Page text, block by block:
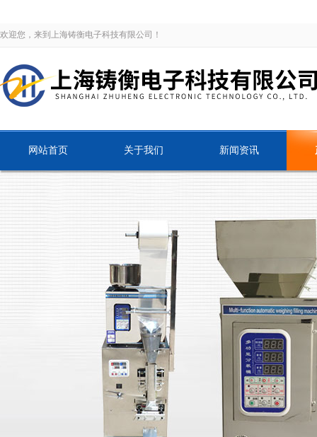
欢迎您，来到上海铸衡电子科技有限公司！
网站首页 关于我们 新闻资讯